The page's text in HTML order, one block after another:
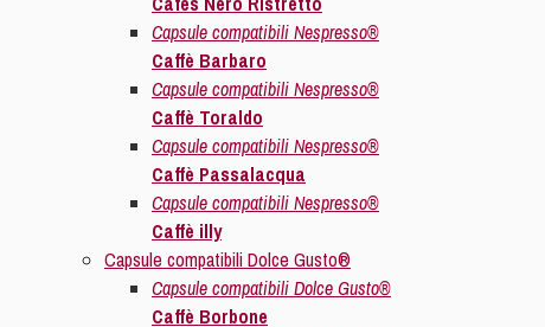
Capsule compatibili Nespresso®
Caffè Barbaro
Capsule compatibili Nespresso®
Caffè Toraldo
Capsule compatibili Nespresso®
Caffè Passalacqua
Capsule compatibili Nespresso®
Caffè illy
Capsule compatibili Dolce Gusto®
Capsule compatibili Dolce Gusto®
Caffè Borbone